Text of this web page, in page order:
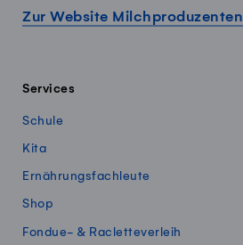
Zur Website Milchproduzenten
Services
Schule
Kita
Ernährungsfachleute
Shop
Fondue- & Racletteverleih